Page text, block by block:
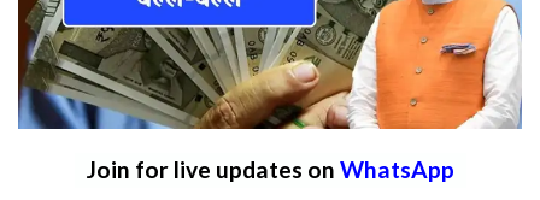
Join for live updates on WhatsApp